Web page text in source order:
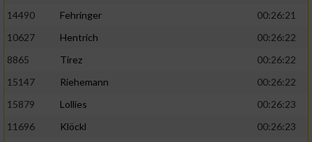
14490
Fehringer
00:26:21
10627
Hentrich
00:26:22
8865
Tirez
00:26:22
15147
Riehemann
00:26:22
15879
Lollies
00:26:23
11696
Klöckl
00:26:23